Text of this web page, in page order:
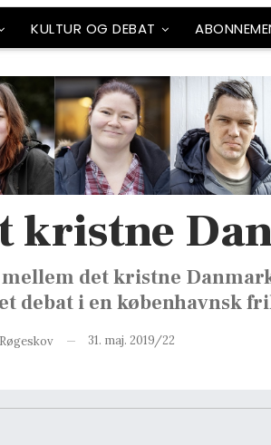
KULTUR OG DEBAT
kristne
mellem det kristne
debat i en københavnsk
31. maj. 2019/22